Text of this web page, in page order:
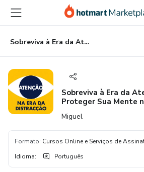
para
conteúdo
principal
para
pagamento
para
rodapé
Sobreviva à Era da Atenção: Como Proteger Sua Mente no Século da Distração
Sobreviva à Era da
Proteger Sua Mente
Miguel
Formato: Cursos Online e Serviços de
Idioma: Português